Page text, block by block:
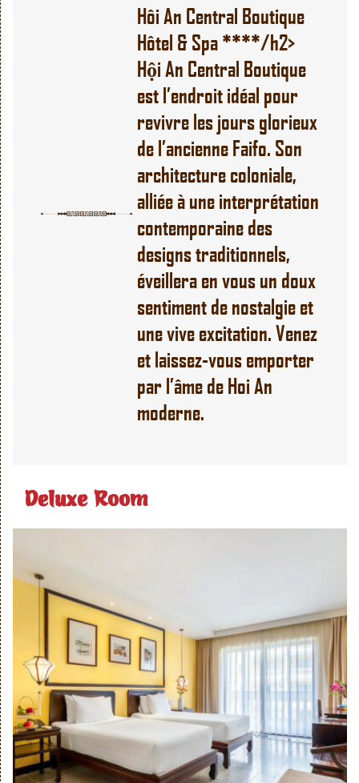
Hôi An Central Boutique
Hôtel & Spa ****/h2>
Hội An Central Boutique
est l’endroit idéal pour
revivre les jours glorieux
del’ancienne Faifo. Son
architecture coloniale,
alliée à une interprétation
contemporaine des
designs traditionnels,
éveillera en vous un doux
sentiment de nostalgie et
une vive excitation. Venez
et laissez-vous emporter
par l’âme de Hoi An
moderne.
Deluxe Room